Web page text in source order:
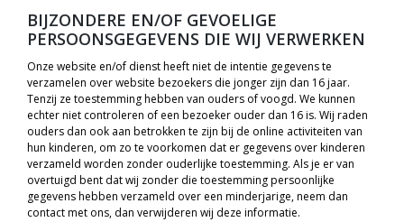
BIJZONDERE EN/OF GEVOELIGE
PERSOONSGEGEVENS DIE WIJ VERWERKEN
Onze website en/of dienst heeft niet de intentie gegevens te
verzamelen over website bezoekers die jonger zijn dan 16 jaar.
Tenzij ze toestemming hebben van ouders of voogd. We kunnen
echter niet controleren of een bezoeker ouder dan 16 is. Wij raden
ouders dan ook aan betrokken te zijn bij de online activiteiten van
hun kinderen, om zo te voorkomen dat er gegevens over kinderen
verzameld worden zonder ouderlijke toestemming. Als je er van
overtuigd bent dat wij zonder die toestemming persoonlijke
gegevens hebben verzameld over een minderjarige, neem dan
contact met ons, dan verwijderen wij deze informatie.